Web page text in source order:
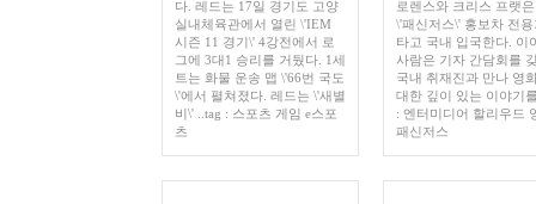
다. 레드는 17일 경기도 고양
실내체육관에서 열린 \'IEM
시즌 11 경기\' 4강전에서 로
그에 3대1 승리를 거뒀다. 1세
트는 화물 운송 맵 \'66번 국도
\'에서 펼쳐졌다. 레드는 \'새별
비\' ..tag : 스포츠 게임 e스포
츠
로렌스와 크리스 프랫
\'패신저스\' 홍보차 전
타고 국내 입국한다. 이
사람은 기자 간담회를
국내 취재진과 만나 영
대한 깊이 있는 이야기
: 엔터미디어 할리우드
패신저스